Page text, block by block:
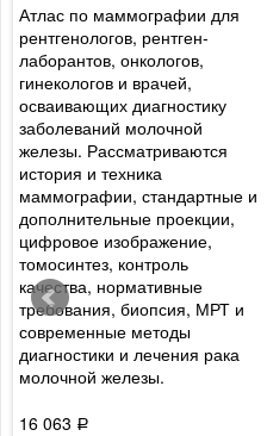
Атлас по маммографии для
рентгенологов, рентген-
лаборантов, онкологов,
гинекологов и врачей,
осваивающих диагностику
заболеваний молочной
железы. Рассматриваются
история и техника
маммографии, стандартные и
дополнительные проекции,
цифровое изображение,
томосинтез, контроль
качества, нормативные
требования, биопсия, МРТ и
современные методы
диагностики и лечения рака
молочной железы.
16 063 Р